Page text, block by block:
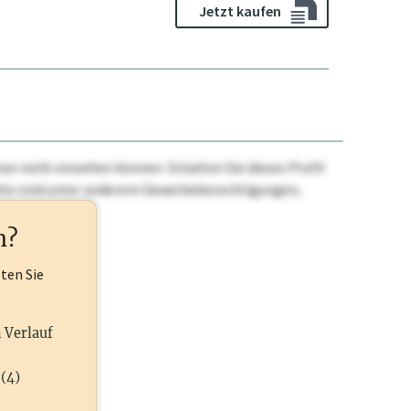
Jetzt kaufen
nicht einsehen können. Schalten Sie dieses Profil
sind unter anderem Gewerbeberechtigungen,
Sie
Verlauf